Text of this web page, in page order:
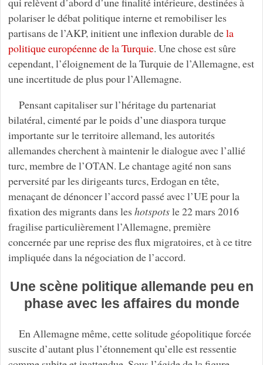
polariser le débat politique interne et remobiliser les
partisans de l’AKP, initient une inflexion durable dela
politique européenne de la Turquie. Une chose est sûre
cependant, l’éloignement de la Turquie de l’Allemagne, est
une incertitude de plus pour l’Allemagne.
Pensant capitaliser sur l’héritage du partenariat
bilatéral, cimenté par le poids d’une diaspora turque
importante sur le territoire allemand, les autorités
allemandes cherchent à maintenir le dialogue avec l’allié
turc, membre de l’OTAN. Le chantage agité non sans
perversité par les dirigeants turcs, Erdogan en tête,
menaçant de dénoncer l’accord passé avec l’UE pour la
fixation des migrants dans les hotspotsle 22 mars 2016
fragilise particulièrement l’Allemagne, première
concernée par une reprise des flux migratoires, et à ce titre
impliquée dans la négociation de l’accord.
Une scène politique allemande peu en
phase avec les affaires du monde
En Allemagne même, cette solitude géopolitique forcée
suscite d’autant plus l’étonnement qu’elle est ressentie